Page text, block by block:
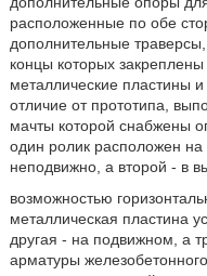
расположенные по обе
дополнительные
концы которых
металлические пластины
отличие от прототипа,
мачты которой снабжены
один ролик расположен
неподвижно, а второй - в
возможностью
металлическая пластина
другая - на подвижном, а
арматуры